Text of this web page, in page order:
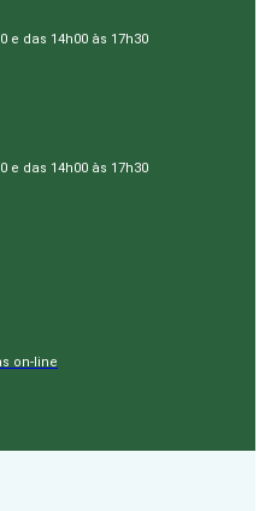
e das 14h00 às 17h30
e das 14h00 às 17h30
on-line